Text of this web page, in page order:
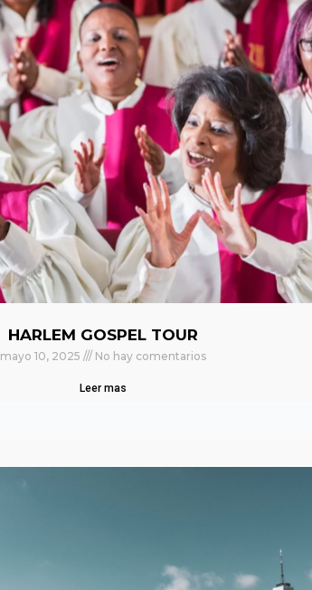
HARLEM GOSPEL TOUR
mayo 10, 2025 No hay comentarios
Leer mas